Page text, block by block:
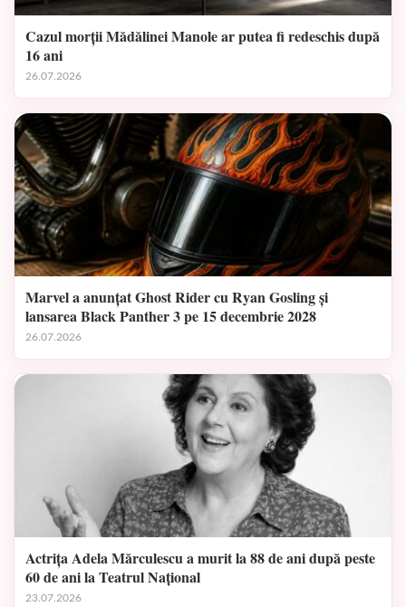
Cazul morții Mădălinei Manole ar putea fi redeschis după
16 ani
26.07.2026
Marvel a anunțat Ghost Rider cu Ryan Gosling și
lansarea Black Panther 3 pe 15 decembrie 2028
26.07.2026
Actrița Adela Mărculescu a murit la 88 de ani după peste
60 de ani la Teatrul Național
23.07.2026